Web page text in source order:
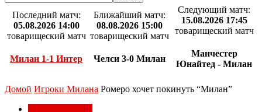
Последний матч:
05.08.2026 14:00
товарищеский матч
Милан 1-1 Интер
Ближайший матч:
08.08.2026 15:00
товарищеский матч
Челси 3-0 Милан
Следующий матч:
15.08.2026 17:45
товарищеский матч
Манчестер
Юнайтед - Милан
Домой Игроки Милана Ромеро хочет покинуть “Милан”